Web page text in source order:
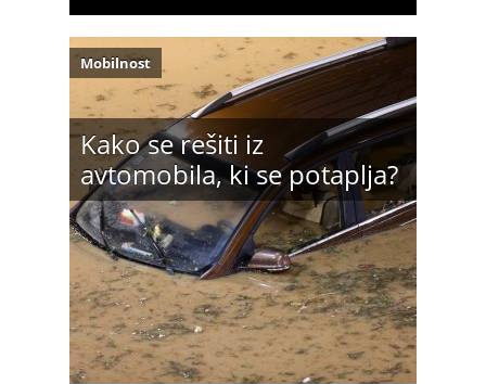
Kako se rešiti iz
avtomobila, ki se potaplja?
Mobilnost